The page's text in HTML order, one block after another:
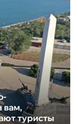
вам,
туристы